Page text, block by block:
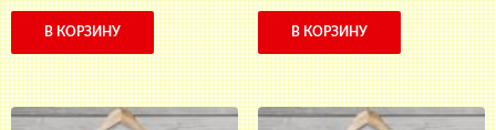
В КОРЗИНУ В КОРЗИНУ